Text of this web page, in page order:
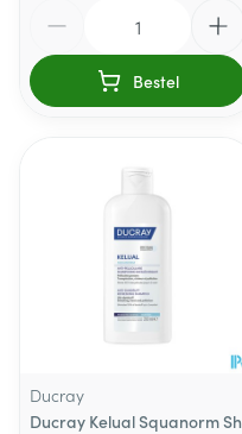
Bestel
Ducray
Ducray Kelual Squanorm Sh